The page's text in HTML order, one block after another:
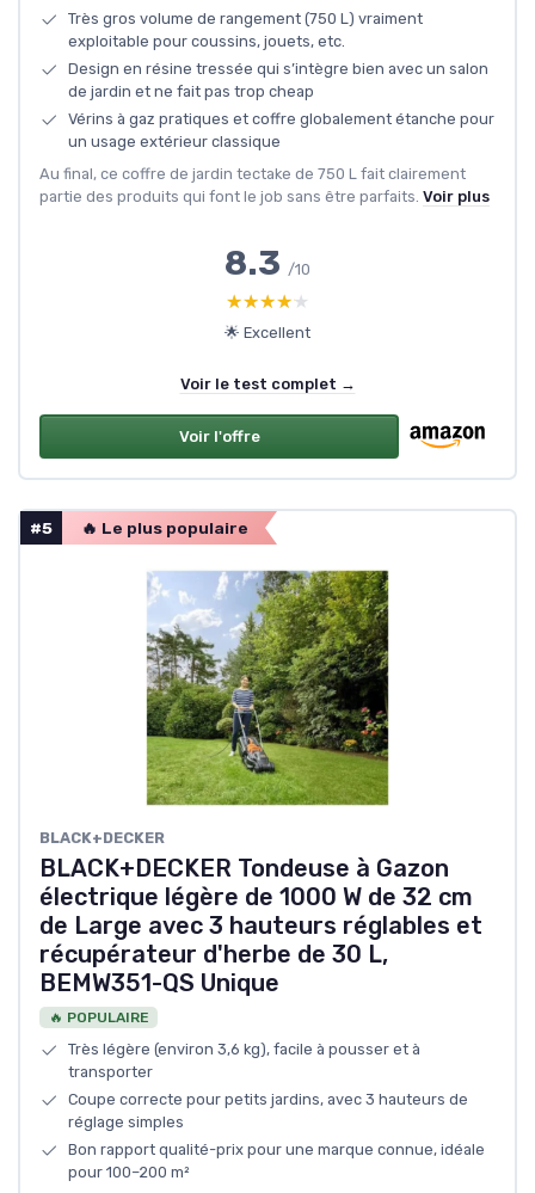
Très gros volume de rangement (750 L) vraiment
exploitable pour coussins, jouets, etc.
Design en résine tressée qui s’intègre bien avec un salon
de jardin et ne fait pas trop cheap
Vérins à gaz pratiques et coffre globalement étanche pour
un usage extérieur classique
Au final, ce coffre de jardin tectake de 750 L fait clairement
partie des produits qui font le job sans être parfaits. Voir plus
8.3 /10
★★★★★
★★★★★
🌟 Excellent
Voir le test complet →
Voir l'offre
#5 🔥 Le plus populaire
BLACK+DECKER
BLACK+DECKER Tondeuse à Gazon
électrique légère de 1000 W de 32 cm
de Large avec 3 hauteurs réglables et
récupérateur d'herbe de 30 L,
BEMW351-QS Unique
🔥 POPULAIRE
Très légère (environ 3,6 kg), facile à pousser et à
transporter
Coupe correcte pour petits jardins, avec 3 hauteurs de
réglage simples
Bon rapport qualité-prix pour une marque connue, idéale
pour 100–200 m²